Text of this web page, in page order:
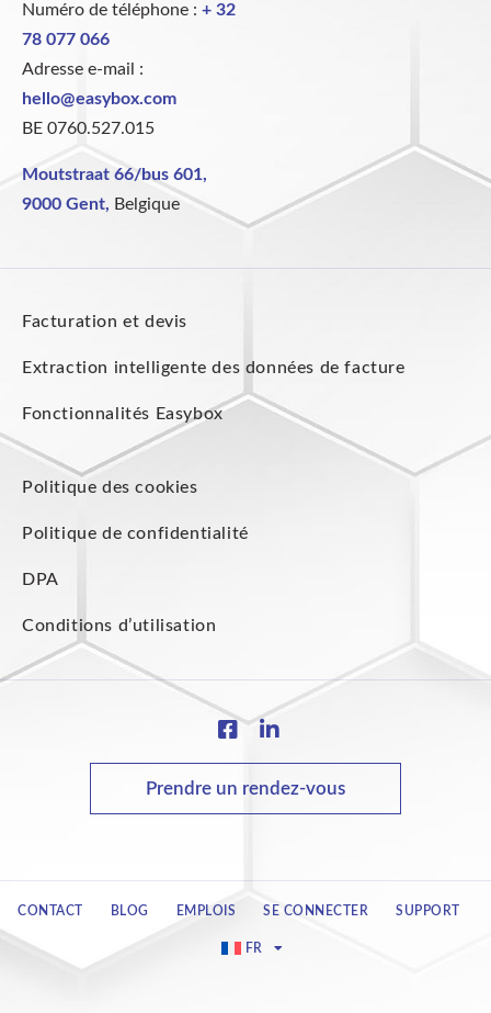
Numéro de téléphone : + 32
78 077 066
Adresse e-mail :
hello@easybox.com
BE 0760.527.015
Moutstraat 66/bus 601,
9000 Gent, Belgique
Facturation et devis
Extraction intelligente des données de facture
Fonctionnalités Easybox
Politique des cookies
Politique de confidentialité
DPA
Conditions d’utilisation
Prendre un rendez-vous
CONTACT BLOG EMPLOIS SE CONNECTER SUPPORT
FR